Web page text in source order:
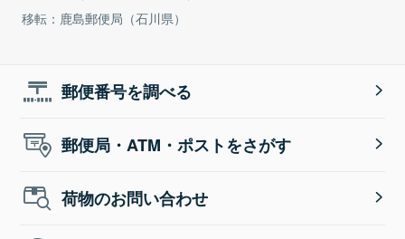
移転：鹿島郵便局（石川県）
郵便番号を調べる
郵便局・ATM・ポストをさがす
荷物のお問い合わせ